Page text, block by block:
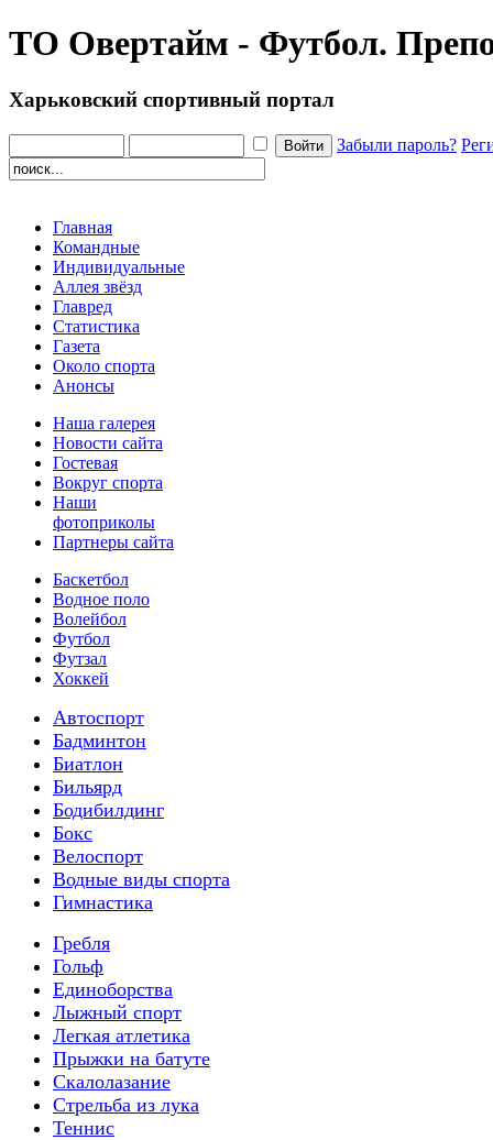
ТО Овертайм - Футбол.
Харьковский спортивный портал
Забыли пароль?
Главная
Командные
Индивидуальные
Аллея звёзд
Главред
Статистика
Газета
Около спорта
Анонсы
Наша галерея
Новости сайта
Гостевая
Вокруг спорта
Наши
фотоприколы
Партнеры сайта
Баскетбол
Водное поло
Волейбол
Футбол
Футзал
Хоккей
Автоспорт
Бадминтон
Биатлон
Бильярд
Бодибилдинг
Бокс
Велоспорт
Водные виды спорта
Гимнастика
Гребля
Гольф
Единоборства
Лыжный спорт
Легкая атлетика
Прыжки на батуте
Скалолазание
Стрельба из лука
Теннис